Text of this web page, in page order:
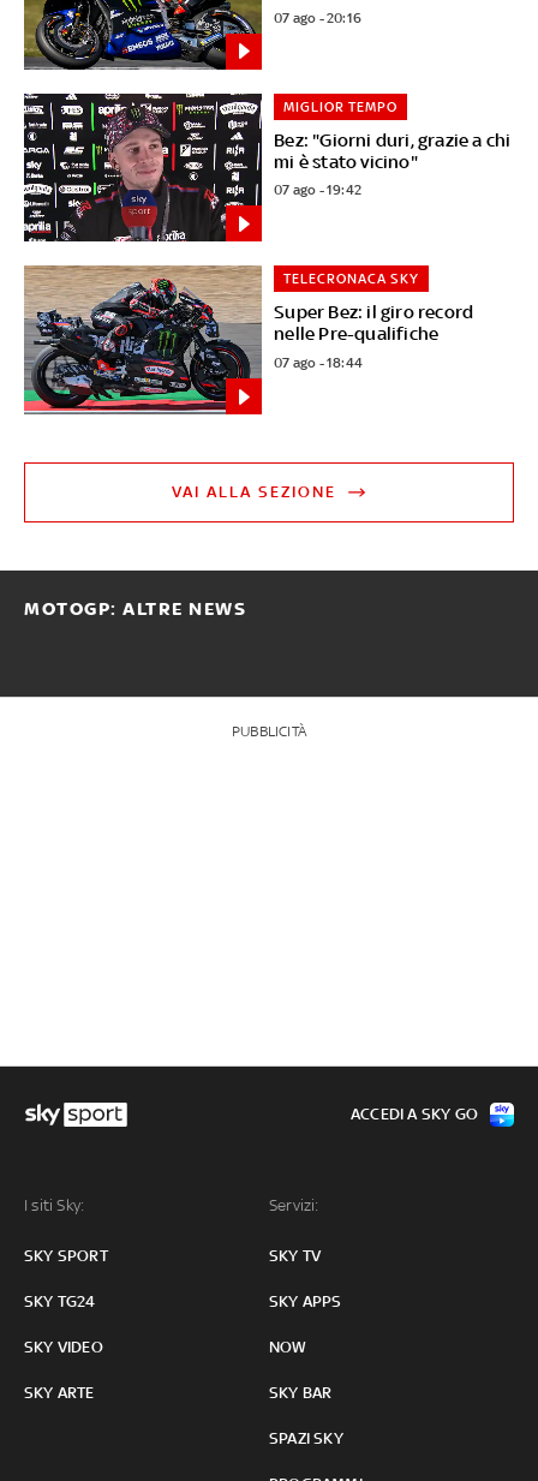
07 ago - 20:16
Bez: "Giorni duri, grazie a chi
mi è stato vicino"
MIGLIOR TEMPO
07 ago - 19:42
Super Bez: il giro record
nelle Pre-qualifiche
TELECRONACA SKY
07 ago - 18:44
VAI ALLA SEZIONE
MOTOGP: ALTRE NEWS
PUBBLICITÀ
I siti Sky:
SKY SPORT
SKY TG24
SKY VIDEO
SKY ARTE
Servizi:
SKY TV
SKY APPS
NOW
SKY BAR
SPAZI SKY
ACCEDI A SKY GO